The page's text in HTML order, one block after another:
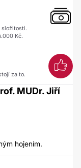
složitosti.
Kč.
za to.
MUDr. Jiří
hojením.